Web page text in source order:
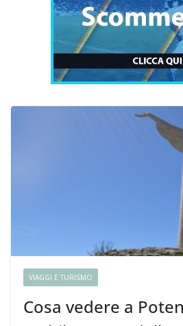
VIAGGI E TURISMO
Cosa vedere a